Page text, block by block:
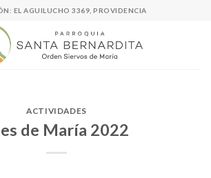
EL AGUILUCHO 3369, PROVIDENCIA
ACTIVIDADES
de María 2022